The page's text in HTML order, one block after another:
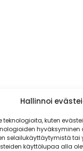
Hallinnoi
teknologioita, kuten
selailukäyttäytymistä
käyttölupaa alla